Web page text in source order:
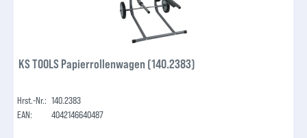
KS TOOLS Papierrollenwagen (140.2383)
Hrst.-Nr.: 140.2383
EAN:
4042146640487